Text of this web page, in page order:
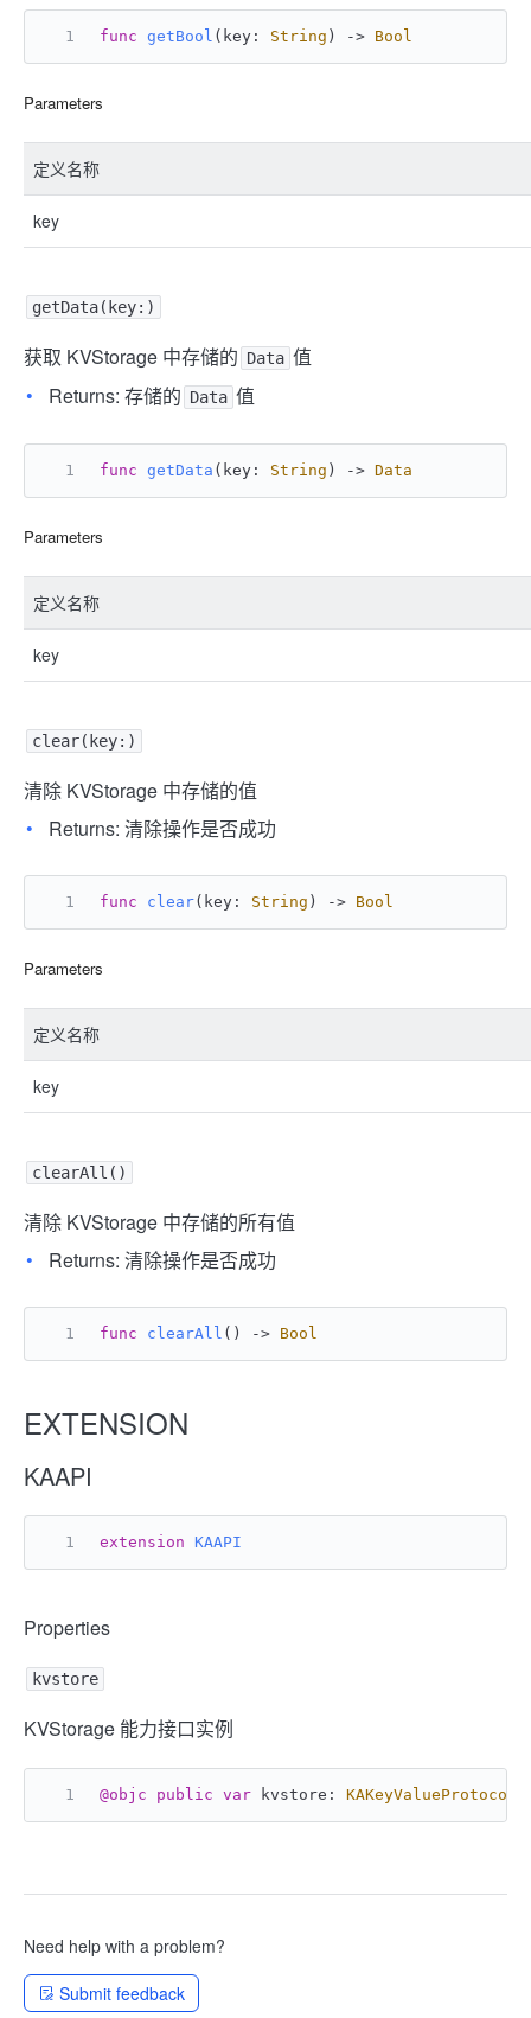
func getBool ( key : String ) -> Bool
Parameters
定义名称
key
getData(key:)
获取 KVStorage 中存储的 Data 值
Returns: 存储的 Data 值
func getData ( key : String ) -> Data
Parameters
定义名称
key
clear(key:)
清除 KVStorage 中存储的值
Returns: 清除操作是否成功
func clear( key : String ) -> Bool
Parameters
定义名称
key
clearAll()
清除 KVStorage 中存储的所有值
Returns: 清除操作是否成功
func clearAll () -> Bool
EXTENSION
KAAPI
extension KAAPI
Properties
kvstore
KVStorage 能力接口实例
@objc public var kvstore: KAKeyValueProtocol
Need help with a problem?
Submit feedback